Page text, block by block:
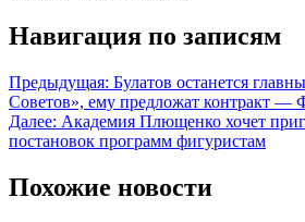
Навигация по записям
Предыдущая: Булатов останется
Советов», ему предложат контракт —
Далее: Академия Плющенко хочет
постановок программ фигуристам
Похожие новости